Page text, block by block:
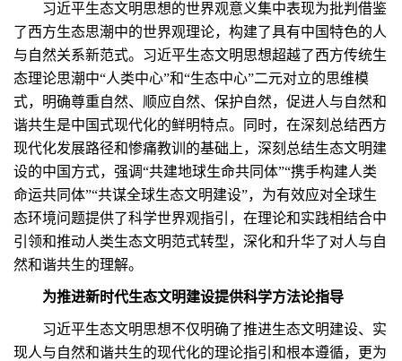
习近平生态文明思想的世界观意义集中表现为批判借鉴
了西方生态思潮中的世界观理论，构建了具有中国特色的人
与自然关系新范式。习近平生态文明思想超越了西方传统生
态理论思潮中“人类中心”和“生态中心”二元对立的思维模
式，明确尊重自然、顺应自然、保护自然，促进人与自然和
谐共生是中国式现代化的鲜明特点。同时，在深刻总结西方
现代化发展路径和惨痛教训的基础上，深刻总结生态文明建
设的中国方式，强调“共建地球生命共同体”“携手构建人类
命运共同体”“共谋全球生态文明建设”，为有效应对全球生
态环境问题提供了科学世界观指引，在理论和实践相结合中
引领和推动人类生态文明范式转型，深化和升华了对人与自
然和谐共生的理解。
为推进新时代生态文明建设提供科学方法论指导
习近平生态文明思想不仅明确了推进生态文明建设、实
现人与自然和谐共生的现代化的理论指引和根本遵循，更为